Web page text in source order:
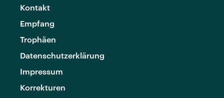
Kontakt
Empfang
Trophäen
Datenschutzerklärung
Impressum
Korrekturen